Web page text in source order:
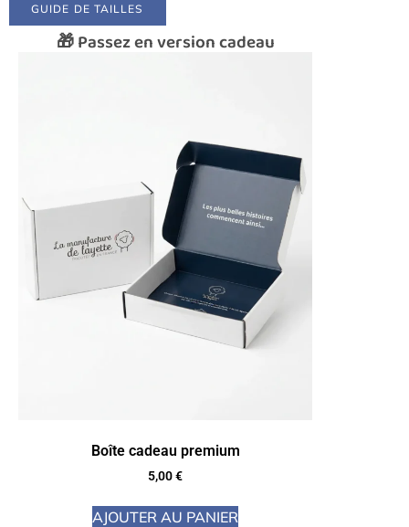
GUIDE DE TAILLES
🎁 Passez en version cadeau
Boîte cadeau premium
5,00€
AJOUTER AU PANIER